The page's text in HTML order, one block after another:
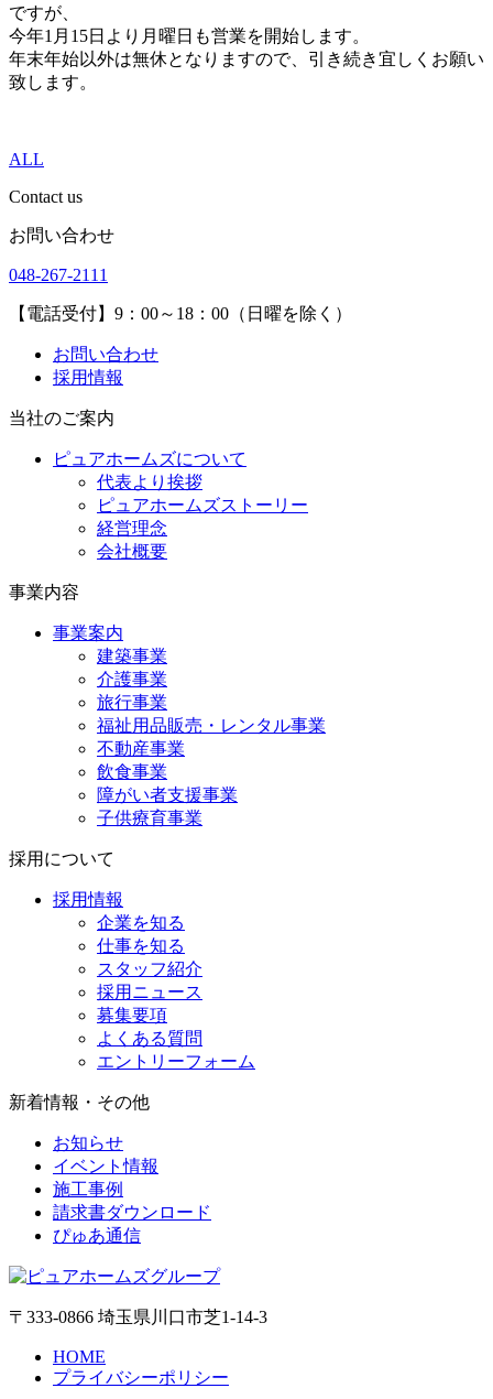
ですが、
今年1月15日より月曜日も営業を開始します。
年末年始以外は無休となりますので、引き続き宜しくお願い
致します。
ALL
Contact us
お問い合わせ
048-267-2111
【電話受付】9：00～18：00（日曜を除く）
お問い合わせ
採用情報
当社のご案内
ピュアホームズについて
代表より挨拶
ピュアホームズストーリー
経営理念
会社概要
事業内容
事業案内
建築事業
介護事業
旅行事業
福祉用品販売・レンタル事業
不動産事業
飲食事業
障がい者支援事業
子供療育事業
採用について
採用情報
企業を知る
仕事を知る
スタッフ紹介
採用ニュース
募集要項
よくある質問
エントリーフォーム
新着情報・その他
お知らせ
イベント情報
施工事例
請求書ダウンロード
ぴゅあ通信
〒333-0866 埼玉県川口市芝1-14-3
HOME
プライバシーポリシー